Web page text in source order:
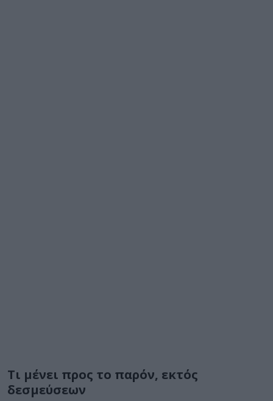
Τι μένει προς το παρόν, εκτός
δεσμεύσεων